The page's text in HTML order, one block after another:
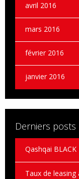
avril 2016
mars 2016
février 2016
janvier 2016
Derniers posts
Qashqai BLACK
Taux de leasing